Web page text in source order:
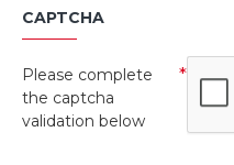
CAPTCHA
Please complete
the captcha
validation below